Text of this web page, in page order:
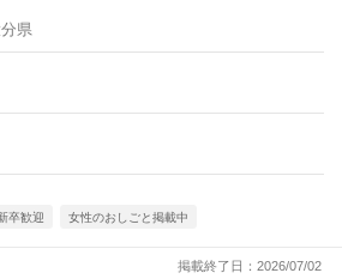
県
卒歓迎 女性のおしごと掲載中
掲載終了日：2026/07/02